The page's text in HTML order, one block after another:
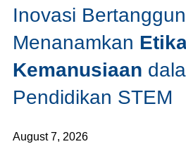
Inovasi
Menanamkan
Kemanusiaan
Pendidikan STEM
August 7, 2026